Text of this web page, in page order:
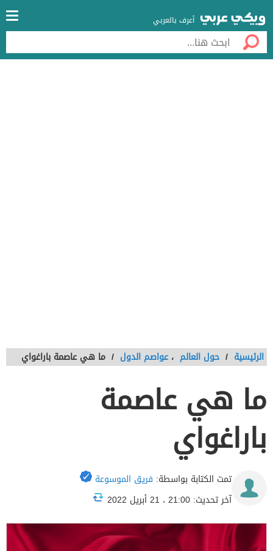
أعرف بالعربي
الرئيسية / حول العالم ،عواصم الدول / ما هي عاصمة باراغواي
ما هي عاصمة
باراغواي
تمت الكتابة بواسطة: فريق الموسوعة
آخر تحديث: 21:00 ، 21 أبريل 2022